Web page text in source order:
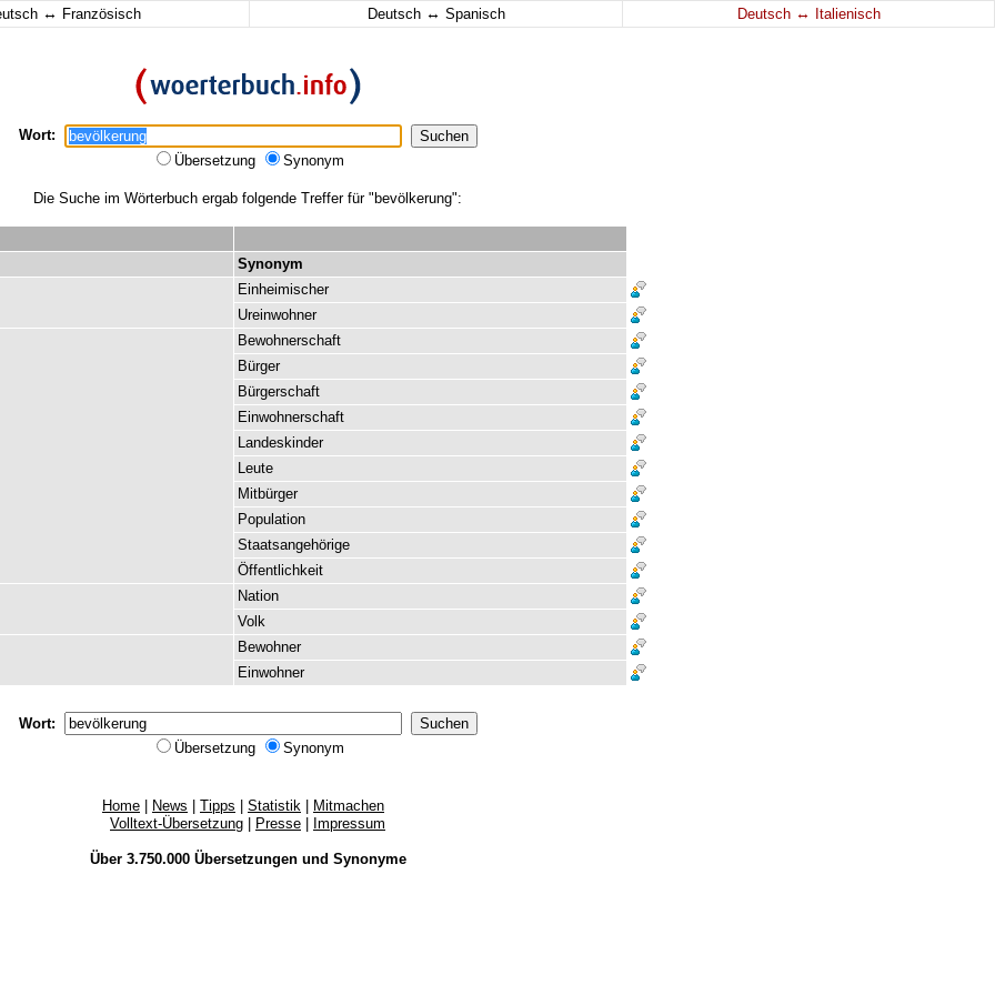
↔ Französisch Deutsch ↔ Spanisch Deutsch ↔ Italienisch
Wort:
Übersetzung
Synonym
Die Suche im Wörterbuch ergab folgende Treffer für "bevölkerung":
Synonym
Einheimischer
Ureinwohner
Bewohnerschaft
Bürger
Bürgerschaft
Einwohnerschaft
Landeskinder
Leute
Mitbürger
Population
Staatsangehörige
Öffentlichkeit
Nation
Volk
Bewohner
Einwohner
Wort:
Übersetzung
Synonym
Home News Tipps Statistik
Mitmachen
Volltext-Übersetzung
Presse Impressum
Über 3.750.000 Übersetzungenund Synonyme